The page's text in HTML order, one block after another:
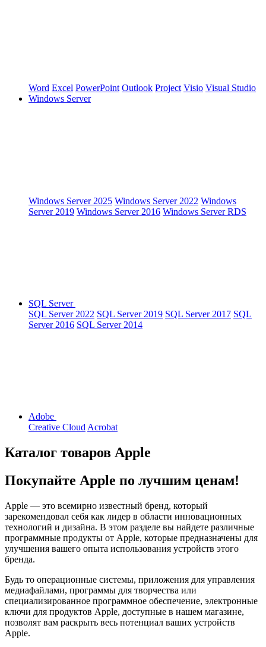
Word Excel PowerPoint Outlook Project Visio Visual Studio
Windows Server
Windows Server 2025 Windows Server 2022 Windows
Server 2019 Windows Server 2016 Windows Server RDS
SQL Server
SQL Server 2022 SQL Server 2019 SQL Server 2017 SQL
Server 2016 SQL Server 2014
Adobe
Creative Cloud Acrobat
Каталог товаров Apple
Покупайте Apple по лучшим ценам!
Apple — это всемирно известный бренд, который
зарекомендовал себя как лидер в области инновационных
технологий и дизайна. В этом разделе вы найдете различные
программные продукты от Apple, которые предназначены для
улучшения вашего опыта использования устройств этого
бренда.
Будь то операционные системы, приложения для управления
медиафайлами, программы для творчества или
специализированное программное обеспечение, электронные
ключи для продуктов Apple, доступные в нашем магазине,
позволят вам раскрыть весь потенциал ваших устройств
Apple.